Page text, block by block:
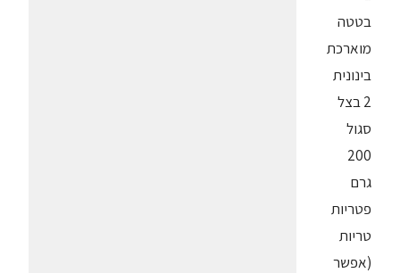
בטטה
מוארכת
בינונית
2 בצל
סגול
200
גרם
פטריות
טריות
(אפשר